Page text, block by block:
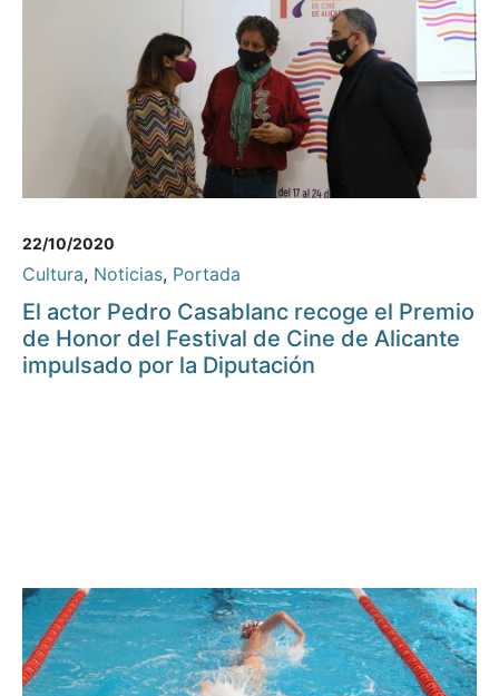
22/10/2020
Cultura, Noticias, Portada
El actor Pedro Casablanc recoge el Premio
de Honor del Festival de Cine de Alicante
impulsado por la Diputación